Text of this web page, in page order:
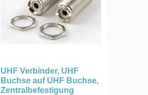
UHF Verbinder, UHF
Buchse auf UHF Buchse,
Zentralbefestigung